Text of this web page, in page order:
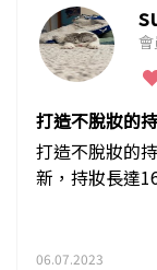
會
打造不脫妝的
打造不脫妝的
新，持妝長達
06.07.2023